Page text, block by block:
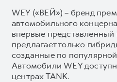
WEY («ВЕЙ») – бренд
автомобильного
впервые представленный
предлагает только
созданные по
Автомобили WEY
центрах TANK.